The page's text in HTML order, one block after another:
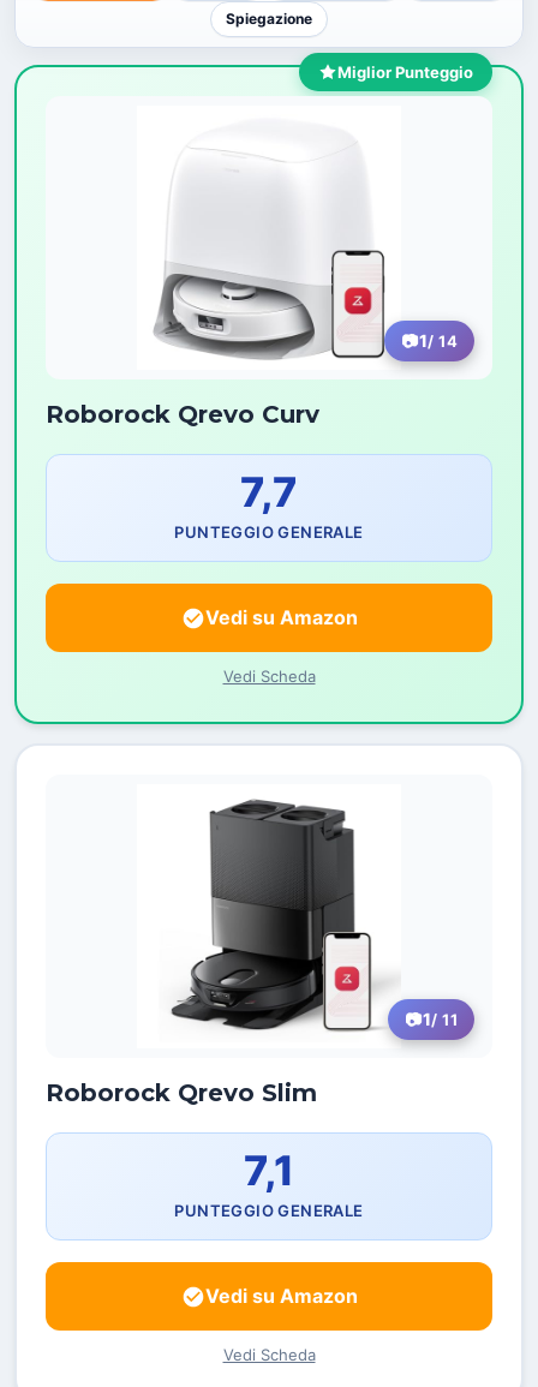
Spiegazione
Miglior Punteggio
1/ 14
Roborock Qrevo Curv
7,7
PUNTEGGIO GENERALE
Vedi su Amazon
Vedi Scheda
1/ 11
Roborock Qrevo Slim
7,1
PUNTEGGIO GENERALE
Vedi su Amazon
Vedi Scheda